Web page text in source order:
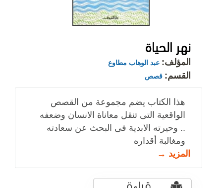
نهر الحياة
المؤلف: عبد الوهاب مطاوع
القسم: قصص
هذا الكتاب يضم مجموعة من القصص
الواقعية التى تنقل معاناة الانسان وضعفه
.. وحيرته الابدية فى البحث عن سعادته
ومغالبة أقداره
المزيد →